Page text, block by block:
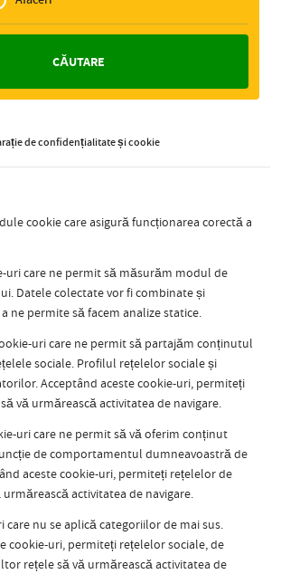
de confidențialitate și cookie
cookie care asigură funcționarea corectă a
uri care ne permit să măsurăm modul de
Datele colectate vor fi combinate și
ne permite să facem analize statice.
uri care ne permit să partajăm conținutul
sociale. Profilul rețelelor sociale și
Acceptând aceste cookie-uri, permiteți
vă urmărească activitatea de navigare.
uri care ne permit să vă oferim conținut
de comportamentul dumneavoastră de
aceste cookie-uri, permiteți rețelelor de
activitatea de navigare.
care nu se aplică categoriilor de mai sus.
cookie-uri, permiteți rețelelor sociale, de
rețele să vă urmărească activitatea de